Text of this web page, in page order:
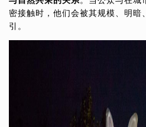
密接触时，他们会被其规模、明暗
引。